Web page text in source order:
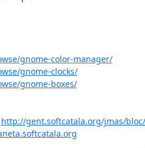
gnome-color-manager/
gnome-clocks/
gnome-boxes/
http://gent.softcatala.org/jmas/bloc/